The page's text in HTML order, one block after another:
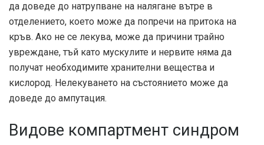
да доведе до натрупване на налягане вътре в
отделението, което може да попречи на притока на
кръв. Ако не се лекува, може да причини трайно
увреждане, тъй като мускулите и нервите няма да
получат необходимите хранителни вещества и
кислород. Нелекуването на състоянието може да
доведе до ампутация.
Видове компартмент синдром